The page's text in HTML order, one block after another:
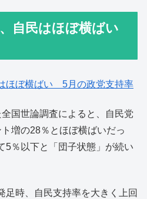
自民はほぼ横ばい
ほぼ横ばい 5月の政党支持率
国世論調査によると、自民党
増の28％とほぼ横ばいだっ
5％以下と「団子状態」が続い
足時、自民支持率を大きく上回